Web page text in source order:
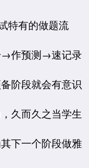
特有的做题流
作预测→速记录
阶段就会有意识
久而久之当学生
下一个阶段做雅